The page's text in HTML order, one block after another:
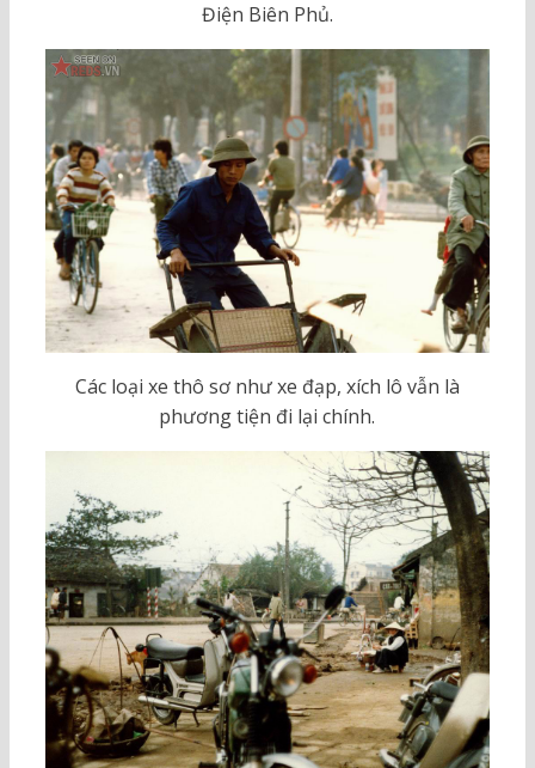
Điện Biên Phủ.
Các loại xe thô sơ như xe đạp, xích lô vẫn là
phương tiện đi lại chính.